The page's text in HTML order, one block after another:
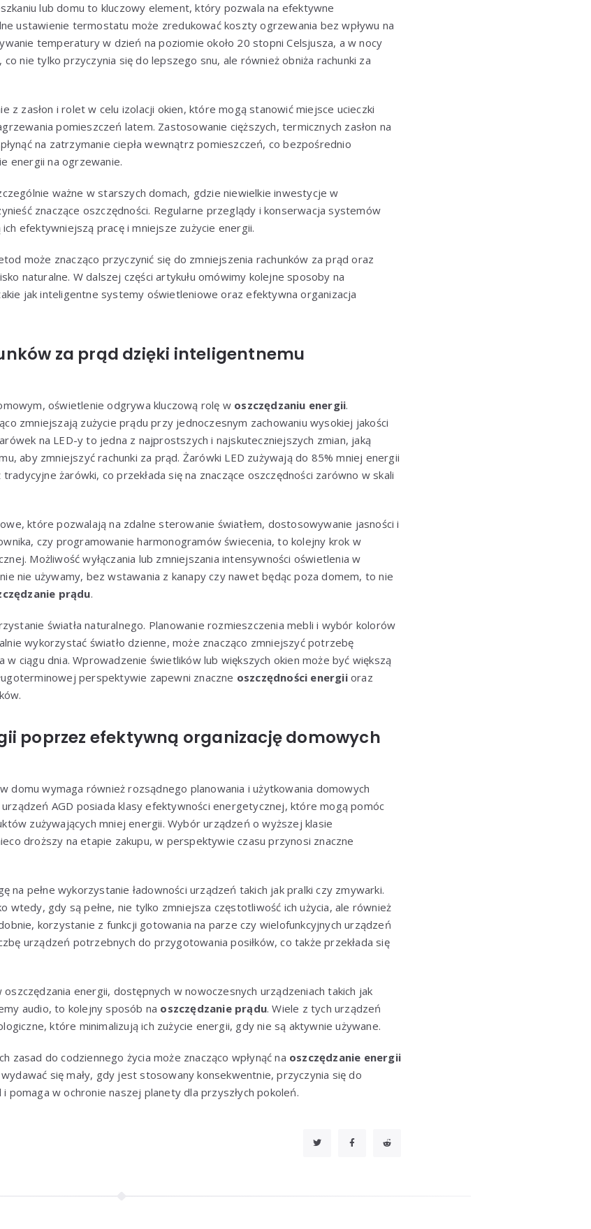
lub domu to kluczowy element, który pozwala na efektywne
ustawienie termostatu może zredukować koszty ogrzewania bez wpływu na
temperatury w dzień na poziomie około 20 stopni Celsjusza, a w nocy
nie tylko przyczynia się do lepszego snu, ale również obniża rachunki za
z zasłon i rolet w celu izolacji okien, które mogą stanowić miejsce ucieczki
pomieszczeń latem. Zastosowanie cięższych, termicznych zasłon na
na zatrzymanie ciepła wewnątrz pomieszczeń, co bezpośrednio
energii na ogrzewanie.
ważne w starszych domach, gdzie niewielkie inwestycje w
znaczące oszczędności. Regularne przeglądy i konserwacja systemów
efektywniejszą pracę i mniejsze zużycie energii.
może znacząco przyczynić się do zmniejszenia rachunków za prąd oraz
naturalne. W dalszej części artykułu omówimy kolejne sposoby na
jak inteligentne systemy oświetleniowe oraz efektywna organizacja
za prąd dzięki inteligentnemu
oświetlenie odgrywa kluczową rolę w oszczędzaniu energii.
zmniejszają zużycie prądu przy jednoczesnym zachowaniu wysokiej jakości
na LED-y to jedna z najprostszych i najskuteczniejszych zmian, jaką
aby zmniejszyć rachunki za prąd. Żarówki LED zużywają do 85% mniej energii
żarówki, co przekłada się na znaczące oszczędności zarówno w skali
które pozwalają na zdalne sterowanie światłem, dostosowywanie jasności i
czy programowanie harmonogramów świecenia, to kolejny krok w
Możliwość wyłączania lub zmniejszania intensywności oświetlenia w
nie używamy, bez wstawania z kanapy czy nawet będąc poza domem, to nie
prądu.
światła naturalnego. Planowanie rozmieszczenia mebli i wybór kolorów
wykorzystać światło dzienne, może znacząco zmniejszyć potrzebę
w ciągu dnia. Wprowadzenie świetlików lub większych okien może być większą
perspektywie zapewni znaczne oszczędności energiioraz
poprzez efektywną organizację domowych
domu wymaga również rozsądnego planowania i użytkowania domowych
AGD posiada klasy efektywności energetycznej, które mogą pomóc
zużywających mniej energii. Wybór urządzeń o wyższej klasie
droższy na etapie zakupu, w perspektywie czasu przynosi znaczne
na pełne wykorzystanie ładowności urządzeń takich jak pralki czy zmywarki.
wtedy, gdy są pełne, nie tylko zmniejsza częstotliwość ich użycia, ale również
korzystanie z funkcji gotowania na parze czy wielofunkcyjnych urządzeń
urządzeń potrzebnych do przygotowania posiłków, co także przekłada się
energii, dostępnych w nowoczesnych urządzeniach takich jak
audio, to kolejny sposób na oszczędzanie prądu. Wiele z tych urządzeń
które minimalizują ich zużycie energii, gdy nie są aktywnie używane.
zasad do codziennego życia może znacząco wpłynąć na oszczędzanie energii
się mały, gdy jest stosowany konsekwentnie, przyczynia się do
pomaga w ochronie naszej planety dla przyszłych pokoleń.